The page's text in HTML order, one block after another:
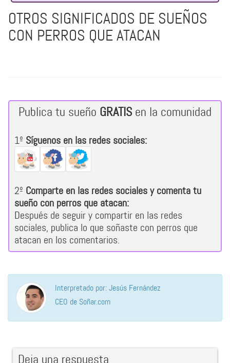
OTROS SIGNIFICADOS DE SUEÑOS
CON PERROS QUE ATACAN
Publica tu sueño GRATISen la comunidad
1º Síguenos en las redes sociales:
2º Comparte en las redes sociales y comenta tu
sueño con perros que atacan:
Después de seguir y compartir en las redes
sociales, publica lo que soñaste con perros que
atacan en los comentarios.
Interpretado por: Jesús Fernández
CEO de Soñar.com
Deja una respuesta